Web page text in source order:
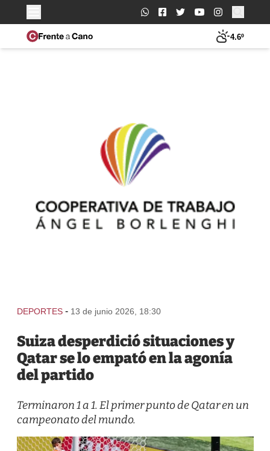
Buscar:
4.6º
DEPORTES - 13 de junio 2026, 18:30
Suiza desperdició situaciones y
Qatar se lo empató en la agonía
del partido
Terminaron 1 a 1. El primer punto de Qatar en un
campeonato del mundo.